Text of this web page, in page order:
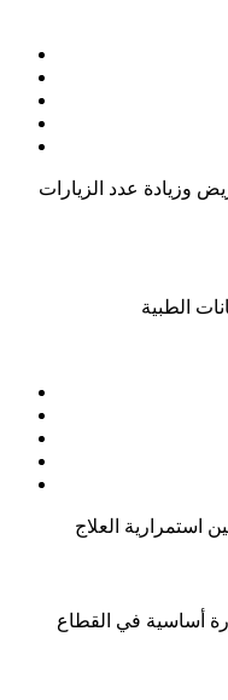
وزيادة عدد الزيارات
أساسية في القطاع